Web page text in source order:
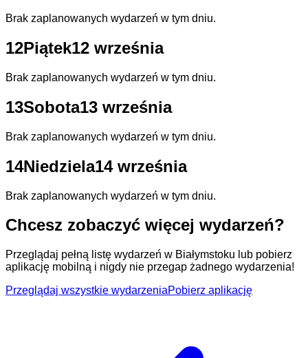
Brak zaplanowanych wydarzeń w tym dniu.
12Piątek12 września
Brak zaplanowanych wydarzeń w tym dniu.
13Sobota13 września
Brak zaplanowanych wydarzeń w tym dniu.
14Niedziela14 września
Brak zaplanowanych wydarzeń w tym dniu.
Chcesz zobaczyć więcej wydarzeń?
Przeglądaj pełną listę wydarzeń w Białymstoku lub pobierz
aplikację mobilną i nigdy nie przegap żadnego wydarzenia!
Przeglądaj wszystkie wydarzeniaPobierz aplikację